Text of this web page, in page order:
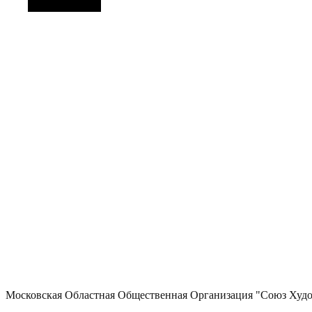
Московская Областная Общественная Организация "Союз